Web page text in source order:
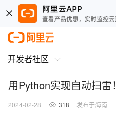
开发者社区
用Python实现自动扫雷！
2024-02-28 318 发布于海南